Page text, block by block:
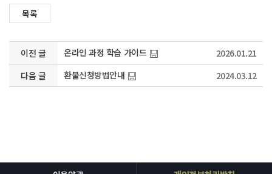
이전 글 온라인 과정 학습 가이드
2026.01.21
다음 글
환불신청방법안내 2024.03.12